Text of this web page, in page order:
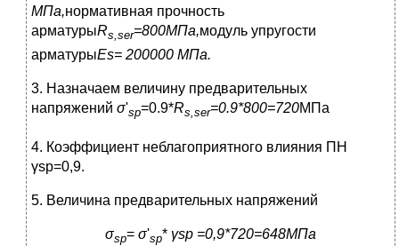
МПа,нормативная прочность
арматурыRs,ser=800MПа,модуль упругости
арматурыEs= 200000 МПа.
3. Назначаем величину предварительных
напряжений σ'sp=0.9*Rs,ser=0.9*800=720МПа
4. Коэффициент неблагоприятного влияния ПН
γsp=0,9.
5. Величина предварительных напряжений
σsp= σ'sp* γsp =0,9*720=648МПа